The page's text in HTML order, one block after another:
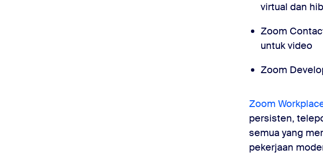
virtual dan
Zoom
untuk video
Zoom
Zoom
persisten,
semua yang
pekerjaan